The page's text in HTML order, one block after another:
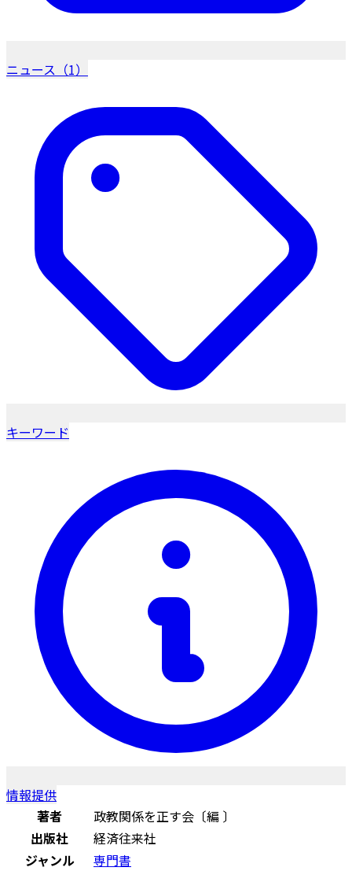
ニュース（1）
キーワード
情報提供
著者
政教関係を正す会〔編 〕
出版社
経済往来社
ジャンル
専門書